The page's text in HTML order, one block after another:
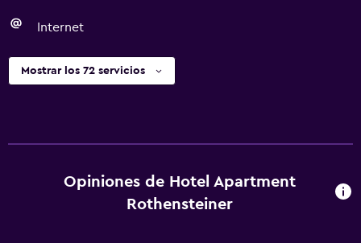
Internet
Mostrar los 72 servicios
Opiniones de Hotel Apartment
Rothensteiner